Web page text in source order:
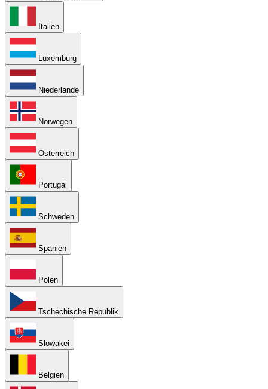
Italien
Luxemburg
Niederlande
Norwegen
Österreich
Portugal
Schweden
Spanien
Polen
Tschechische Republik
Slowakei
Belgien